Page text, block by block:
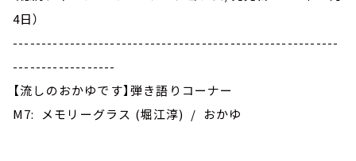
4日）
---------------------------------------------------------
------------------
【流しのおかゆです】弾き語りコーナー
M7: メモリーグラス (堀江淳) / おかゆ